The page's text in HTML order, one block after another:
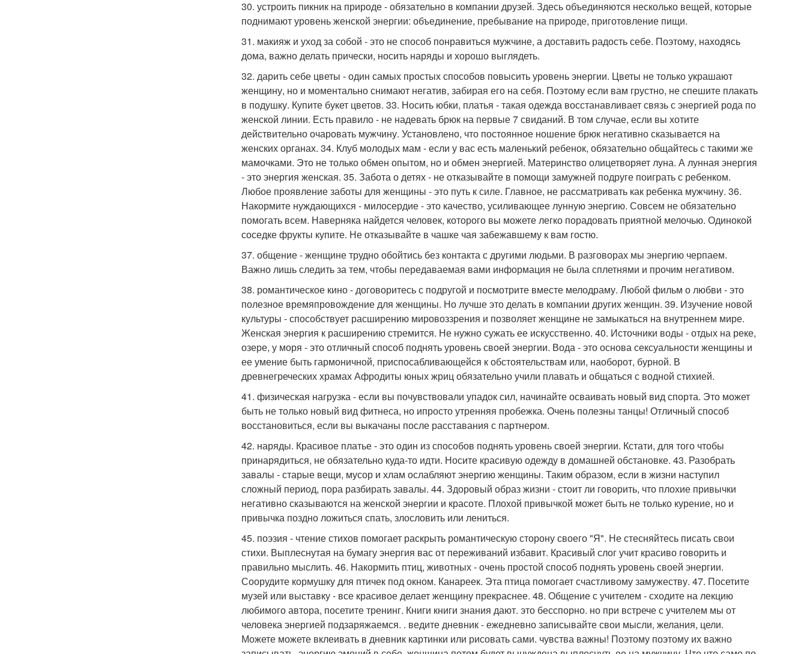
30. устроить пикник на природе - обязательно в компании друзей. Здесь объединяются несколько вещей, которые
поднимают уровень женской энергии: объединение, пребывание на природе, приготовление пищи.
31. макияж и уход за собой - это не способ понравиться мужчине, а доставить радость себе. Поэтому, находясь
дома, важно делать прически, носить наряды и хорошо выглядеть.
32. дарить себе цветы - один самых простых способов повысить уровень энергии. Цветы не только украшают
женщину, но и моментально снимают негатив, забирая его на себя. Поэтому если вам грустно, не спешите плакать
в подушку. Купите букет цветов. 33. Носить юбки, платья - такая одежда восстанавливает связь с энергией рода по
женской линии. Есть правило - не надевать брюк на первые 7 свиданий. В том случае, если вы хотите
действительно очаровать мужчину. Установлено, что постоянное ношение брюк негативно сказывается на
женских органах. 34. Клуб молодых мам - если у вас есть маленький ребенок, обязательно общайтесь с такими же
мамочками. Это не только обмен опытом, но и обмен энергией. Материнство олицетворяет луна. А лунная энергия
- это энергия женская. 35. Забота о детях - не отказывайте в помощи замужней подруге поиграть с ребенком.
Любое проявление заботы для женщины - это путь к силе. Главное, не рассматривать как ребенка мужчину. 36.
Накормите нуждающихся - милосердие - это качество, усиливающее лунную энергию. Совсем не обязательно
помогать всем. Наверняка найдется человек, которого вы можете легко порадовать приятной мелочью. Одинокой
соседке фрукты купите. Не отказывайте в чашке чая забежавшему к вам гостю.
37. общение - женщине трудно обойтись без контакта с другими людьми. В разговорах мы энергию черпаем.
Важно лишь следить за тем, чтобы передаваемая вами информация не была сплетнями и прочим негативом.
38. романтическое кино - договоритесь с подругой и посмотрите вместе мелодраму. Любой фильм о любви - это
полезное времяпровождение для женщины. Но лучше это делать в компании других женщин. 39. Изучение новой
культуры - способствует расширению мировоззрения и позволяет женщине не замыкаться на внутреннем мире.
Женская энергия к расширению стремится. Не нужно сужать ее искусственно. 40. Источники воды - отдых на реке,
озере, у моря - это отличный способ поднять уровень своей энергии. Вода - это основа сексуальности женщины и
ее умение быть гармоничной, приспосабливающейся к обстоятельствам или, наоборот, бурной. В
древнегреческих храмах Афродиты юных жриц обязательно учили плавать и общаться с водной стихией.
41. физическая нагрузка - если вы почувствовали упадок сил, начинайте осваивать новый вид спорта. Это может
быть не только новый вид фитнеса, но ипросто утренняя пробежка. Очень полезны танцы! Отличный способ
восстановиться, если вы выкачаны после расставания с партнером.
42. наряды. Красивое платье - это один из способов поднять уровень своей энергии. Кстати, для того чтобы
принарядиться, не обязательно куда-то идти. Носите красивую одежду в домашней обстановке. 43. Разобрать
завалы - старые вещи, мусор и хлам ослабляют энергию женщины. Таким образом, если в жизни наступил
сложный период, пора разбирать завалы. 44. Здоровый образ жизни - стоит ли говорить, что плохие привычки
негативно сказываются на женской энергии и красоте. Плохой привычкой может быть не только курение, но и
привычка поздно ложиться спать, злословить или лениться.
45. поэзия - чтение стихов помогает раскрыть романтическую сторону своего "Я". Не стесняйтесь писать свои
стихи. Выплеснутая на бумагу энергия вас от переживаний избавит. Красивый слог учит красиво говорить и
правильно мыслить. 46. Накормить птиц, животных - очень простой способ поднять уровень своей энергии.
Соорудите кормушку для птичек под окном. Канареек. Эта птица помогает счастливому замужеству. 47. Посетите
музей или выставку - все красивое делает женщину прекраснее. 48. Общение с учителем - сходите на лекцию
любимого автора, посетите тренинг. Книги книги знания дают. это бесспорно. но при встрече с учителем мы от
человека энергией подзаряжаемся. . ведите дневник - ежедневно записывайте свои мысли, желания, цели.
Можете можете вклеивать в дневник картинки или рисовать сами. чувства важны! Поэтому поэтому их важно